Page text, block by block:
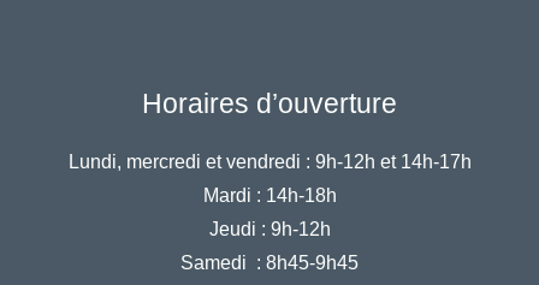
Horaires d’ouverture
Lundi, mercredi et vendredi : 9h-12h et 14h-17h
Mardi : 14h-18h
Jeudi : 9h-12h
Samedi : 8h45-9h45